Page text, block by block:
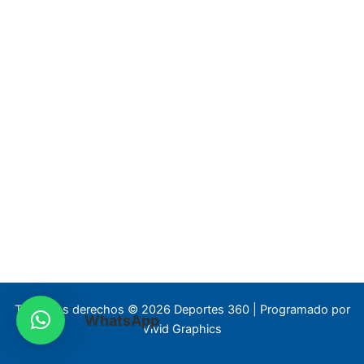
Todos los derechos © 2026 Deportes 360 | Programado por
Vivid Graphics
WhatsApp